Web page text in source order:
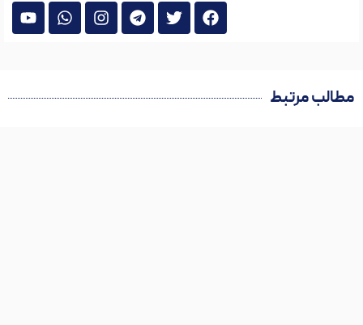
مطالب مرتبط